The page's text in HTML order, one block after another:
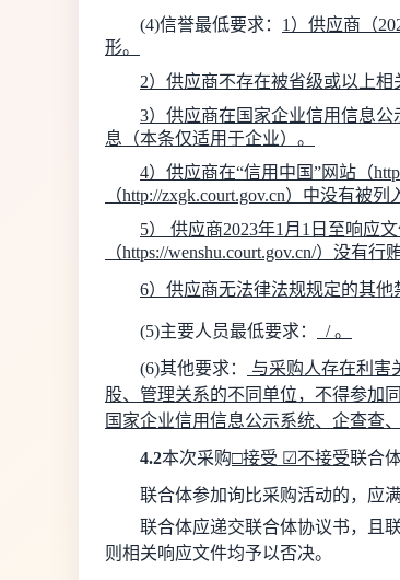
(4)信誉最低要求： 1 ） 供应商 （20
形。
2） 供应商不存在被省级或以上相
3） 供应商在国家企业信用信息公
息（本条仅适用于企业）。
4） 供应商在“信用中国”网站（
（http://zxgk.court.gov.cn）中没有被列
5） 供应商2023年1 月 1 日至响应
（https://wenshu.court.gov.cn/）没有行
6） 供应商无法律法规规定的其他
(5)主要人员最低要求 ： / 。
(6)其他要求：
与采购人存在利害
股、管理关系的不同单位，不得参加
国家企业信用信息公示系统、企查查
4.2本次采购□接受 ☑不接受联合体
联合体参加询比采购活动的， 应
联合体应递交联合体协议书，且
则相关响应文件均予以否决。